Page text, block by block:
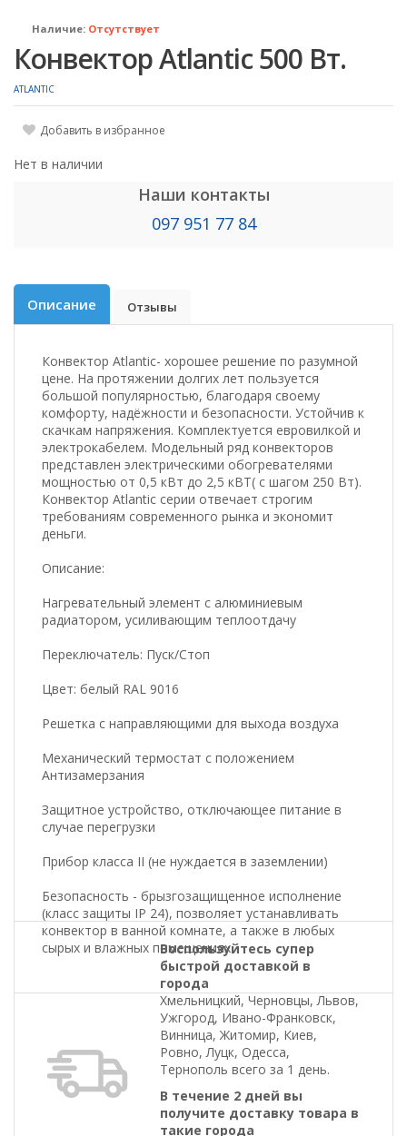
Наличие: Отсутствует
Конвектор Atlantic 500 Вт.
ATLANTIC
Добавить в избранное
Нет в наличии
Наши контакты
097 951 77 84
Описание Отзывы
Конвектор Atlantic- хорошее решение по разумной
цене. На протяжении долгих лет пользуется
большой популярностью, благодаря своему
комфорту, надёжности и безопасности. Устойчив к
скачкам напряжения. Комплектуется евровилкой и
электрокабелем. Модельный ряд конвекторов
представлен электрическими обогревателями
мощностью от 0,5 кBт до 2,5 кВТ( с шагом 250 Вт).
Конвектор Atlantic серии отвечает строгим
требованиям современного рынка и экономит
деньги.
Описание:
Нагревательный элемент с алюминиевым
радиатором, усиливающим теплоотдачу
Переключатель: Пуск/Стоп
Цвет: белый RAL 9016
Решетка с направляющими для выхода воздуха
Механический термостат с положением
Антизамерзания
Защитное устройство, отключающее питание в
случае перегрузки
Прибор класса II (не нуждается в заземлении)
Безопасность - брызгозащищенное исполнение
(класс защиты IP 24), позволяет устанавливать
конвектор в ванной комнате, а также в любых
сырых и влажных помещенияхВоспользуйтесь супер
быстрой доставкой в
города
Хмельницкий, Черновцы, Львов,
Ужгород, Ивано-Франковск,
Винница, Житомир, Киев,
Ровно, Луцк, Одесса,
Тернополь всего за 1 день.
В течение 2 дней вы
получите доставку товара в
такие города